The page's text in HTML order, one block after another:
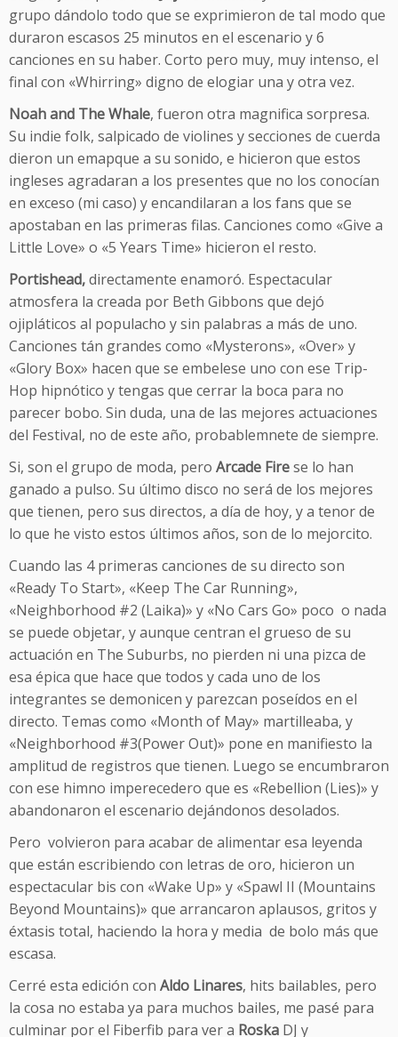
grupo dándolo todo que se exprimieron de tal modo que
duraron escasos 25 minutos en el escenario y 6
canciones en su haber. Corto pero muy, muy intenso, el
final con «Whirring» digno de elogiar una y otra vez.
Noah and The Whale, fueron otra magnifica sorpresa.
Su indie folk, salpicado de violines y secciones de cuerda
dieron un emapque a su sonido, e hicieron que estos
ingleses agradaran a los presentes que no los conocían
en exceso (mi caso) y encandilaran a los fans que se
apostaban en las primeras filas. Canciones como «Give a
Little Love» o «5 Years Time» hicieron el resto.
Portishead,directamente enamoró. Espectacular
atmosfera la creada por Beth Gibbons que dejó
ojipláticos al populacho y sin palabras a más de uno.
Canciones tán grandes como «Mysterons», «Over» y
«Glory Box» hacen que se embelese uno con ese Trip-
Hop hipnótico y tengas que cerrar la boca para no
parecer bobo. Sin duda, una de las mejores actuaciones
del Festival, no de este año, probablemnete de siempre.
Si, son el grupo de moda, pero Arcade Firese lo han
ganado a pulso. Su último disco no será de los mejores
que tienen, pero sus directos, a día de hoy, y a tenor de
lo que he visto estos últimos años, son de lo mejorcito.
Cuando las 4 primeras canciones de su directo son
«Ready To Start», «Keep The Car Running»,
«Neighborhood #2 (Laika)» y «No Cars Go» poco o nada
se puede objetar, y aunque centran el grueso de su
actuación en The Suburbs, no pierden ni una pizca de
esa épica que hace que todos y cada uno de los
integrantes se demonicen y parezcan poseídos en el
directo. Temas como «Month of May» martilleaba, y
«Neighborhood #3(Power Out)» pone en manifiesto la
amplitud de registros que tienen. Luego se encumbraron
con ese himno imperecedero que es «Rebellion (Lies)» y
abandonaron el escenario dejándonos desolados.
Pero volvieron para acabar de alimentar esa leyenda
que están escribiendo con letras de oro, hicieron un
espectacular bis con «Wake Up» y «Spawl II (Mountains
Beyond Mountains)» que arrancaron aplausos, gritos y
éxtasis total, haciendo la hora y media de bolo más que
escasa.
Cerré esta edición con Aldo Linares, hits bailables, pero
la cosa no estaba ya para muchos bailes, me pasé para
culminar por el Fiberfib para ver a Roska DJ y